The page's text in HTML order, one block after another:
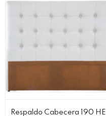
Respaldo Cabecera 190 HE